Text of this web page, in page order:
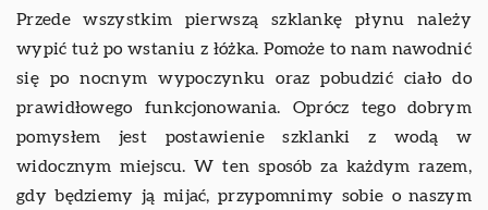
Przede wszystkim pierwszą szklankę płynu należy
wypić tuż po wstaniu z łóżka. Pomoże to nam nawodnić
się po nocnym wypoczynku oraz pobudzić ciało do
prawidłowego funkcjonowania. Oprócz tego dobrym
pomysłem jest postawienie szklanki z wodą w
widocznym miejscu. W ten sposób za każdym razem,
gdy będziemy ją mijać, przypomnimy sobie o naszym